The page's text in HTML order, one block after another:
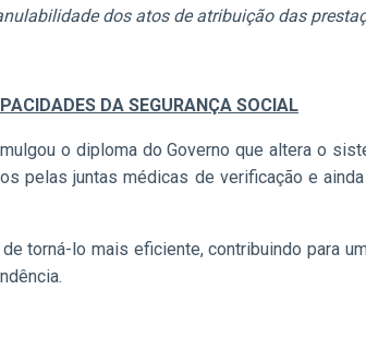
dos atos de atribuição das
DA SEGURANÇA SOCIAL
o diploma do Governo que altera o
pelas juntas médicas de verificação e
torná-lo mais eficiente, contribuindo para